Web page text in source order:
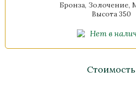
Бронза, Золочение,
Высота 350
Нет в
Стоимость